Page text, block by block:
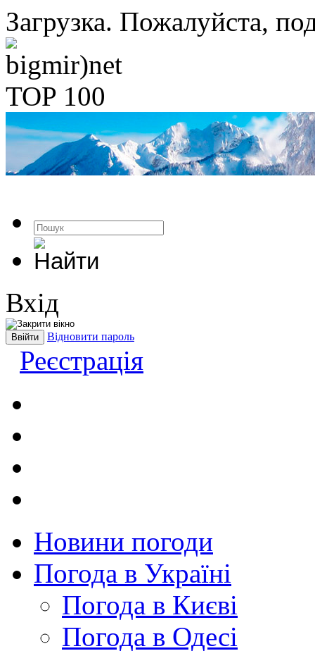
Загрузка. Пожалуйста,
Вхід
Відновити пароль
Реєстрація
Новини погоди
Погода в Україні
Погода в Києві
Погода в Одесі